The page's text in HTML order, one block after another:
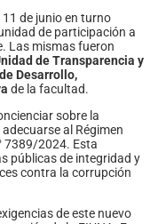
de junio en turno
de participación a
Las mismas fueron
de Transparencia y
Desarrollo,
de la facultad.
sobre la
al Régimen
7389/2024. Esta
públicas de integridad y
contra la corrupción
de este nuevo